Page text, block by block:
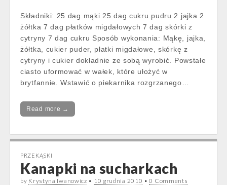
Składniki: 25 dag mąki 25 dag cukru pudru 2 jajka 2
żółtka 7 dag płatków migdałowych 7 dag skórki z
cytryny 7 dag cukru Sposób wykonania: Mąkę, jajka,
żółtka, cukier puder, płatki migdałowe, skórkę z
cytryny i cukier dokładnie ze sobą wyrobić. Powstałe
ciasto uformować w wałek, które ułożyć w
brytfannie. Wstawić o piekarnika rozgrzanego…
Read more →
PRZEKĄSKI
Kanapki na sucharkach
by Krystyna Iwanowicz • 10 grudnia 2010 •0 Comments